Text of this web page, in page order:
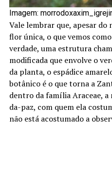
Imagem:
Vale lembrar que, apesar
flor única, o que vemos
verdade, uma estrutura
modificada que envolve o
da planta, o espádice
botânico é o que torna a
dentro da família Araceae,
da-paz, com quem ela
não está acostumado a